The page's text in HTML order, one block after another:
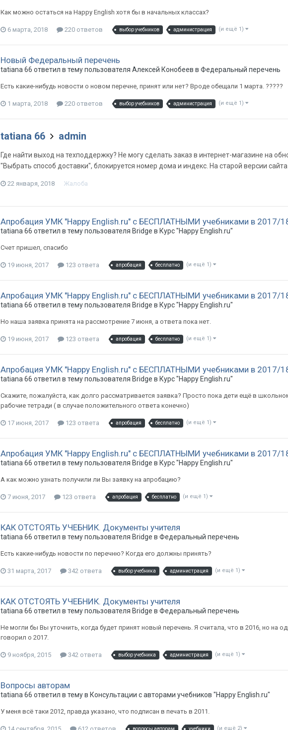
Как можно остаться на Happy English хотя бы в начальных классах?
6 марта, 2018 220 ответов выбор учебников администрация (и ещё 1)
Новый Федеральный перечень
tatiana 66 ответил в тему пользователя Алексей Конобеев в Федеральный перечень
Есть какие-нибудь новости о новом перечне, принят или нет? Вроде обещали 1 марта. ?????
1 марта, 2018 220 ответов выбор учебников администрация (и ещё 1)
tatiana 66 admin
Где найти выход на техподдержку? Не могу сделать заказ в интернет-магазине на
"Выбрать способ доставки", блокируется номер дома и индекс. На старой версии
22 января, 2018 Жалоба
Апробация УМК "Happy English.ru" с БЕСПЛАТНЫМИ учебниками в 2017/
tatiana 66 ответил в тему пользователя Bridge в Курс "Happy English.ru"
Счет пришел, спасибо
19 июня, 2017 123 ответа апробация бесплатно (и ещё 1)
Апробация УМК "Happy English.ru" с БЕСПЛАТНЫМИ учебниками в 2017/
tatiana 66 ответил в тему пользователя Bridge в Курс "Happy English.ru"
Но наша заявка принята на рассмотрение 7 июня, а ответа пока нет.
19 июня, 2017 123 ответа апробация бесплатно (и ещё 1)
Апробация УМК "Happy English.ru" с БЕСПЛАТНЫМИ учебниками в 2017/
tatiana 66 ответил в тему пользователя Bridge в Курс "Happy English.ru"
Скажите, пожалуйста, как долго рассматривается заявка? Просто пока дети ещё в
рабочие тетради ( в случае положительного ответа конечно)
17 июня, 2017 123 ответа апробация бесплатно (и ещё 1)
Апробация УМК "Happy English.ru" с БЕСПЛАТНЫМИ учебниками в 2017/
tatiana 66 ответил в тему пользователя Bridge в Курс "Happy English.ru"
А как можно узнать получили ли Вы заявку на апробацию?
7 июня, 2017 123 ответа апробация бесплатно (и ещё 1)
КАК ОТСТОЯТЬ УЧЕБНИК. Документы учителя
tatiana 66 ответил в тему пользователя Bridge в Федеральный перечень
Есть какие-нибудь новости по перечню? Когда его должны принять?
31 марта, 2017 342 ответа выбор учебника администрация (и ещё 1)
КАК ОТСТОЯТЬ УЧЕБНИК. Документы учителя
tatiana 66 ответил в тему пользователя Bridge в Федеральный перечень
Не могли бы Вы уточнить, когда будет принят новый перечень. Я считала, что в 2016, но на
говорил о 2017.
9 ноября, 2015 342 ответа выбор учебника администрация (и ещё 1)
Вопросы авторам
tatiana 66 ответил в тему в Консультации с авторами учебников "Happy English.ru"
У меня всё таки 2012, правда указано, что подписан в печать в 2011.
вопросы авторам учебники (и ещё 2)